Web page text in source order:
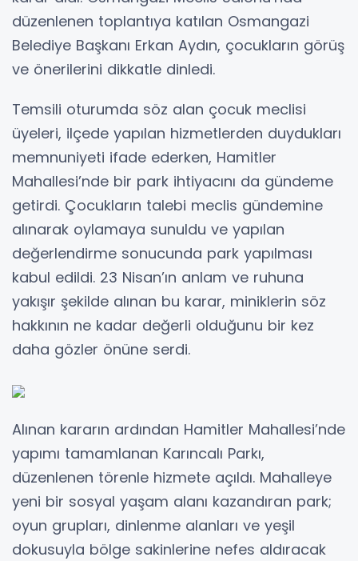
düzenlenen toplantıya katılan Osmangazi
Belediye Başkanı Erkan Aydın, çocukların görüş
ve önerilerini dikkatle dinledi.
Temsili oturumda söz alan çocuk meclisi
üyeleri, ilçede yapılan hizmetlerden duydukları
memnuniyeti ifade ederken, Hamitler
Mahallesi’nde bir park ihtiyacını da gündeme
getirdi. Çocukların talebi meclis gündemine
alınarak oylamaya sunuldu ve yapılan
değerlendirme sonucunda park yapılması
kabul edildi. 23 Nisan’ın anlam ve ruhuna
yakışır şekilde alınan bu karar, miniklerin söz
hakkının ne kadar değerli olduğunu bir kez
daha gözler önüne serdi.
Alınan kararın ardından Hamitler Mahallesi’nde
yapımı tamamlanan Karıncalı Parkı,
düzenlenen törenle hizmete açıldı. Mahalleye
yeni bir sosyal yaşam alanı kazandıran park;
oyun grupları, dinlenme alanları ve yeşil
dokusuyla bölge sakinlerine nefes aldıracak